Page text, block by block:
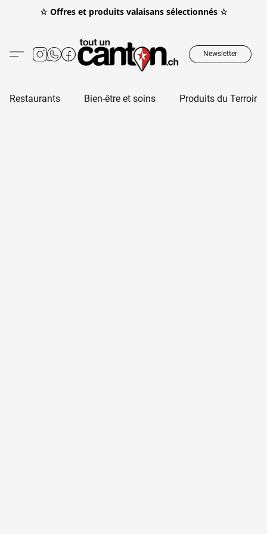
☆ Offres et produits valaisans sélectionnés ☆
Newsletter
Restaurants Bien-être et soins Produits du Terroir